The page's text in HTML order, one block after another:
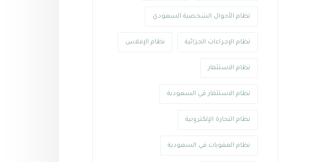
نظام الأحوال الشخصية السعودي
نظام الإجراءات الجزائية نظام الإفلاس
نظام الاستثمار
نظام الاستثمار في السعودية
نظام التجارة الإلكترونية
نظام العقوبات في السعودية